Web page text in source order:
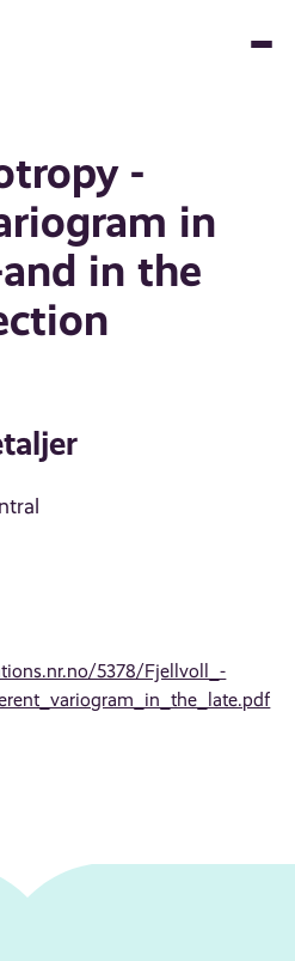
-
in
in the
5378/Fjellvoll_-